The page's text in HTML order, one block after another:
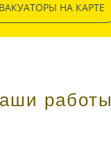
НА КАРТЕ
работы